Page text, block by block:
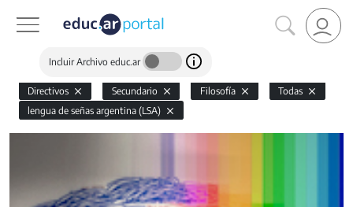
Incluir Archivo educ.ar
Directivos Secundario Filosofía
Todas
lengua de señas argentina (LSA)